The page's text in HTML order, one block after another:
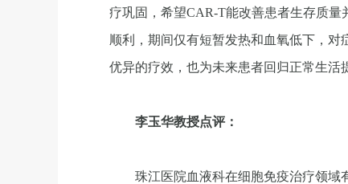
疗巩固，希望CAR-T能改善患者生存质
顺利，期间仅有短暂发热和血氧低下，
优异的疗效，也为未来患者回归正常生活
李玉华教授点评：
珠江医院血液科在细胞免疫治疗领